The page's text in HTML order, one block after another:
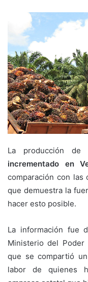
La producción de
incrementado en
comparación con las
que demuestra la
hacer esto posible.
La información fue
Ministerio del Poder
que se compartió
labor de quienes